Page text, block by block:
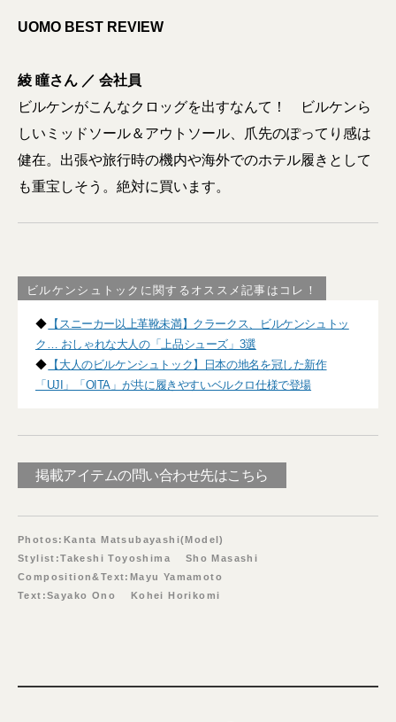
UOMO BEST REVIEW
綾 瞳さん ／ 会社員
ビルケンがこんなクロッグを出すなんて！ ビルケンら
しいミッドソール＆アウトソール、爪先のぽってり感は
健在。出張や旅行時の機内や海外でのホテル履きとして
も重宝しそう。絶対に買います。
ビルケンシュトックに関するオススメ記事はコレ！
◆ 【スニーカー以上革靴未満】クラークス、ビルケンシュトッ
ク… おしゃれな大人の「上品シューズ」3選
◆ 【大人のビルケンシュトック】日本の地名を冠した新作
「UJI」「OITA」が共に履きやすいベルクロ仕様で登場
掲載アイテムの問い合わせ先はこちら
Photos:Kanta Matsubayashi(Model)
Stylist:Takeshi Toyoshima Sho Masashi
Composition&Text:Mayu Yamamoto
Text:Sayako Ono Kohei Horikomi